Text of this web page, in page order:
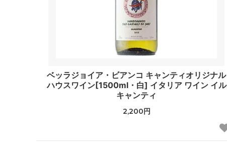
ベッラジョイア・ビアンコ キャンティオリジナル
ハウスワイン[1500ml・白] イタリア ワイン イル
キャンティ
2,200円